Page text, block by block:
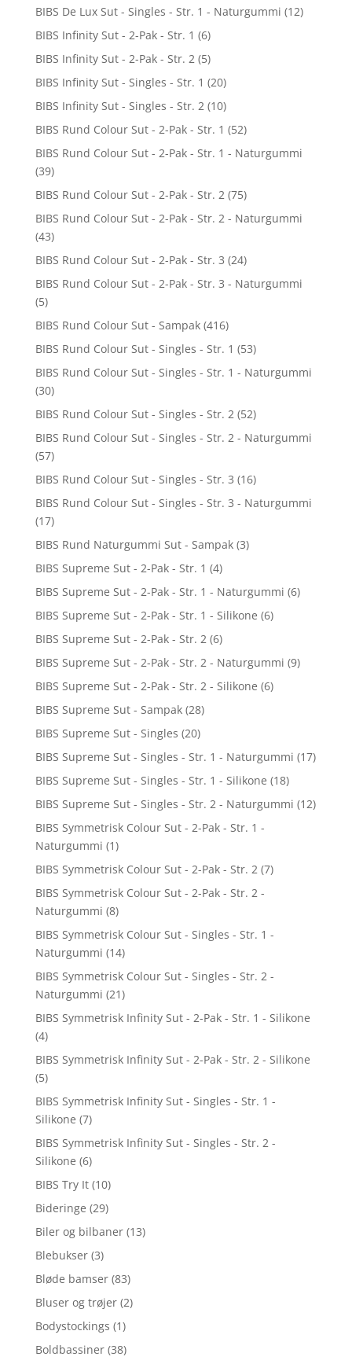
BIBS De Lux Sut - Singles - Str. 1 - Naturgummi (12)
BIBS Infinity Sut - 2-Pak - Str. 1 (6)
BIBS Infinity Sut - 2-Pak - Str. 2 (5)
BIBS Infinity Sut - Singles - Str. 1 (20)
BIBS Infinity Sut - Singles - Str. 2 (10)
BIBS Rund Colour Sut - 2-Pak - Str. 1 (52)
BIBS Rund Colour Sut - 2-Pak - Str. 1 - Naturgummi
(39)
BIBS Rund Colour Sut - 2-Pak - Str. 2 (75)
BIBS Rund Colour Sut - 2-Pak - Str. 2 - Naturgummi
(43)
BIBS Rund Colour Sut - 2-Pak - Str. 3 (24)
BIBS Rund Colour Sut - 2-Pak - Str. 3 - Naturgummi
(5)
BIBS Rund Colour Sut - Sampak (416)
BIBS Rund Colour Sut - Singles - Str. 1 (53)
BIBS Rund Colour Sut - Singles - Str. 1 - Naturgummi
(30)
BIBS Rund Colour Sut - Singles - Str. 2 (52)
BIBS Rund Colour Sut - Singles - Str. 2 - Naturgummi
(57)
BIBS Rund Colour Sut - Singles - Str. 3 (16)
BIBS Rund Colour Sut - Singles - Str. 3 - Naturgummi
(17)
BIBS Rund Naturgummi Sut - Sampak (3)
BIBS Supreme Sut - 2-Pak - Str. 1 (4)
BIBS Supreme Sut - 2-Pak - Str. 1 - Naturgummi (6)
BIBS Supreme Sut - 2-Pak - Str. 1 - Silikone (6)
BIBS Supreme Sut - 2-Pak - Str. 2 (6)
BIBS Supreme Sut - 2-Pak - Str. 2 - Naturgummi (9)
BIBS Supreme Sut - 2-Pak - Str. 2 - Silikone (6)
BIBS Supreme Sut - Sampak (28)
BIBS Supreme Sut - Singles (20)
BIBS Supreme Sut - Singles - Str. 1 - Naturgummi (17)
BIBS Supreme Sut - Singles - Str. 1 - Silikone (18)
BIBS Supreme Sut - Singles - Str. 2 - Naturgummi (12)
BIBS Symmetrisk Colour Sut - 2-Pak - Str. 1 -
Naturgummi (1)
BIBS Symmetrisk Colour Sut - 2-Pak - Str. 2 (7)
BIBS Symmetrisk Colour Sut - 2-Pak - Str. 2 -
Naturgummi (8)
BIBS Symmetrisk Colour Sut - Singles - Str. 1 -
Naturgummi (14)
BIBS Symmetrisk Colour Sut - Singles - Str. 2 -
Naturgummi (21)
BIBS Symmetrisk Infinity Sut - 2-Pak - Str. 1 - Silikone
(4)
BIBS Symmetrisk Infinity Sut - 2-Pak - Str. 2 - Silikone
(5)
BIBS Symmetrisk Infinity Sut - Singles - Str. 1 -
Silikone (7)
BIBS Symmetrisk Infinity Sut - Singles - Str. 2 -
Silikone (6)
BIBS Try It (10)
Bideringe (29)
Biler og bilbaner (13)
Blebukser (3)
Bløde bamser (83)
Bluser og trøjer (2)
Bodystockings (1)
Boldbassiner (38)